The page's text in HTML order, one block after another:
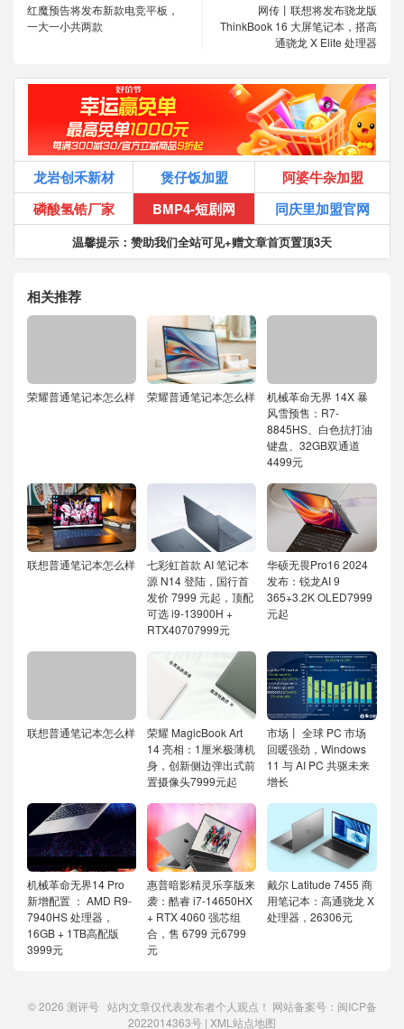
红魔预告将发布新款电竞平板，
一大一小共两款
网传丨联想将发布骁龙版
ThinkBook 16 大屏笔记本，搭高
通骁龙 X Elite 处理器
龙岩创禾新材 煲仔饭加盟
阿婆牛杂加盟
磷酸氢锆厂家
BMP4-短剧网 同庆里加盟官网
温馨提示：赞助我们全站可见+赠文章首页置顶3天
相关推荐
荣耀普通笔记本怎么样 荣耀普通笔记本怎么样
机械革命无界 14X 暴
风雪预售：R7-
8845HS、白色抗打油
键盘、32GB双通道
4499元
联想普通笔记本怎么样
七彩虹首款 AI 笔记本
源 N14 登陆，国行首
发价 7999 元起，顶配
可选 i9-13900H +
RTX40707999元
华硕无畏Pro16 2024
发布：锐龙AI 9
365+3.2K OLED7999
元起
联想普通笔记本怎么样
荣耀 MagicBook Art
14 亮相：1厘米极薄机
身，创新侧边弹出式前
置摄像头7999元起
市场丨 全球 PC 市场
回暖强劲，Windows
11 与 AI PC 共驱未来
增长
机械革命无界14 Pro
新增配置 ： AMD R9-
7940HS 处理器，
16GB + 1TB高配版
3999元
惠普暗影精灵乐享版来
袭：酷睿 i7-14650HX
+ RTX 4060 强芯组
合，售 6799 元6799
元
戴尔 Latitude 7455 商
用笔记本：高通骁龙 X
处理器，26306元
© 2026 测评号站内文章仅代表发布者个人观点！ 网站备案号： 闽ICP备
2022014363号 | XML站点地图